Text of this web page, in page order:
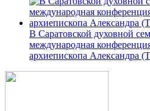
В Саратовской духовной
международная
архиепископа Александра